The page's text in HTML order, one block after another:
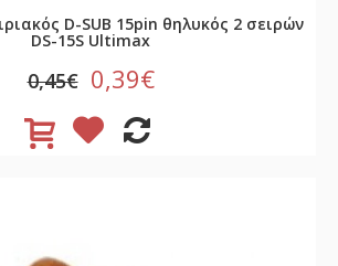
D-SUB 15pin θηλυκός 2 σειρών
DS-15S Ultimax
0,45€ 0,39€